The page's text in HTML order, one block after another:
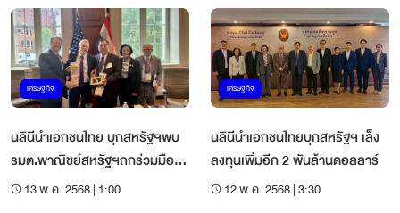
เศรษฐกิจ
นลินีนำเอกชนไทย บุกสหรัฐฯพบ
รมต.พาณิชย์สหรัฐฯถกร่วมมือ
เศรษฐกิจ
13 พ.ค. 2568 | 1:00
เศรษฐกิจ
นลินีนำเอกชนไทยบุกสหรัฐฯ เล็ง
ลงทุนเพิ่มอีก 2 พันล้านดอลลาร์
12 พ.ค. 2568 | 3:30